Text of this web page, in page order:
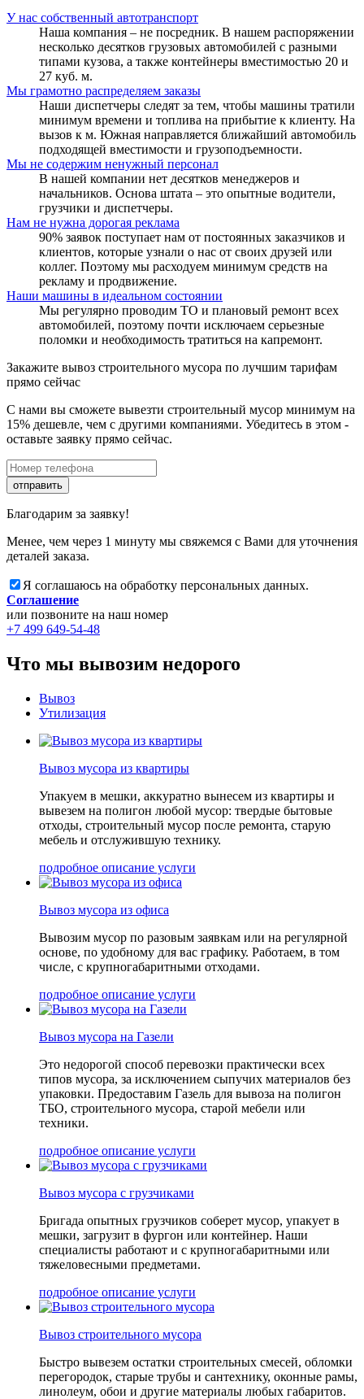
У нас собственный автотранспорт
Наша компания – не посредник. В нашем распоряжении
несколько десятков грузовых автомобилей с разными
типами кузова, а также контейнеры вместимостью 20 и
27 куб. м.
Мы грамотно распределяем заказы
Наши диспетчеры следят за тем, чтобы машины тратили
минимум времени и топлива на прибытие к клиенту. На
вызов к м. Южная направляется ближайший автомобиль
подходящей вместимости и грузоподъемности.
Мы не содержим ненужный персонал
В нашей компании нет десятков менеджеров и
начальников. Основа штата – это опытные водители,
грузчики и диспетчеры.
Нам не нужна дорогая реклама
90% заявок поступает нам от постоянных заказчиков и
клиентов, которые узнали о нас от своих друзей или
коллег. Поэтому мы расходуем минимум средств на
рекламу и продвижение.
Наши машины в идеальном состоянии
Мы регулярно проводим ТО и плановый ремонт всех
автомобилей, поэтому почти исключаем серьезные
поломки и необходимость тратиться на капремонт.
Закажите вывоз строительного мусора по лучшим тарифам
прямо сейчас
С нами вы сможете вывезти строительный мусор минимум на
15% дешевле, чем с другими компаниями. Убедитесь в этом -
оставьте заявку прямо сейчас.
отправить
Благодарим за заявку!
Менее, чем через 1 минуту мы свяжемся с Вами для уточнения
деталей заказа.
Я соглашаюсь на обработку персональных данных.
Соглашение
или позвоните на наш номер
+7 499 649-54-48
Что мы вывозим недорого
Вывоз
Утилизация
Вывоз мусора из квартиры
Упакуем в мешки, аккуратно вынесем из квартиры и
вывезем на полигон любой мусор: твердые бытовые
отходы, строительный мусор после ремонта, старую
мебель и отслужившую технику.
подробное описание услуги
Вывоз мусора из офиса
Вывозим мусор по разовым заявкам или на регулярной
основе, по удобному для вас графику. Работаем, в том
числе, с крупногабаритными отходами.
подробное описание услуги
Вывоз мусора на Газели
Это недорогой способ перевозки практически всех
типов мусора, за исключением сыпучих материалов без
упаковки. Предоставим Газель для вывоза на полигон
ТБО, строительного мусора, старой мебели или
техники.
подробное описание услуги
Вывоз мусора с грузчиками
Бригада опытных грузчиков соберет мусор, упакует в
мешки, загрузит в фургон или контейнер. Наши
специалисты работают и с крупногабаритными или
тяжеловесными предметами.
подробное описание услуги
Вывоз строительного мусора
Быстро вывезем остатки строительных смесей, обломки
перегородок, старые трубы и сантехнику, оконные рамы,
линолеум, обои и другие материалы любых габаритов.